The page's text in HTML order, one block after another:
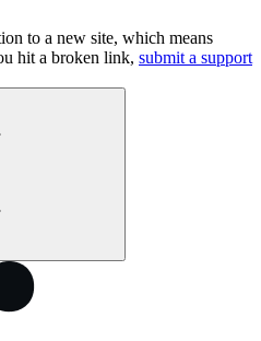
to a new site, which means
hit a broken link, submit a support